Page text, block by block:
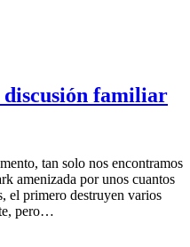
discusión familiar
tan solo nos encontramos
amenizada por unos cuantos
el primero destruyen varios
pero…